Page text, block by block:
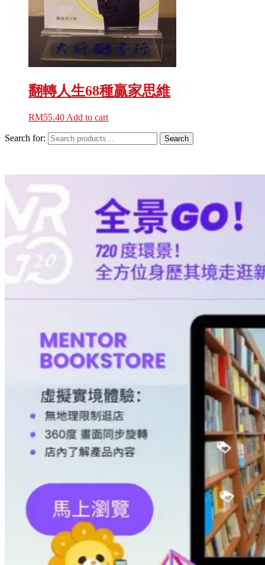
翻轉人生68種贏家思維
RM55.40 Add to cart
Search for: Search